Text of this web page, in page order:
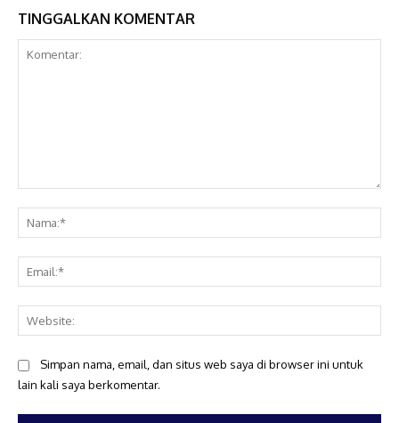
TINGGALKAN KOMENTAR
Simpan nama, email, dan situs web saya di browser ini untuk
lain kali saya berkomentar.